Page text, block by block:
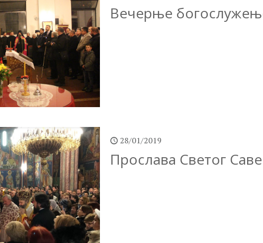
Вечерње
28/01/2019
Прослава Светог